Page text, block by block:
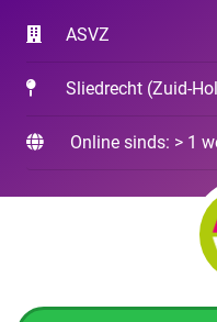
ASVZ
Sliedrecht (Zuid-
Online sinds: > 1